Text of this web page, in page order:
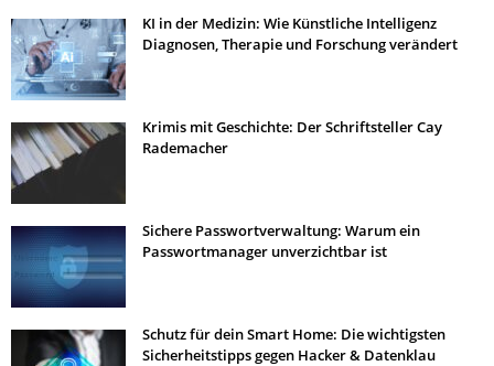
KI in der Medizin: Wie Künstliche Intelligenz
Diagnosen, Therapie und Forschung verändert
Krimis mit Geschichte: Der Schriftsteller Cay
Rademacher
Sichere Passwortverwaltung: Warum ein
Passwortmanager unverzichtbar ist
Schutz für dein Smart Home: Die wichtigsten
Sicherheitstipps gegen Hacker & Datenklau